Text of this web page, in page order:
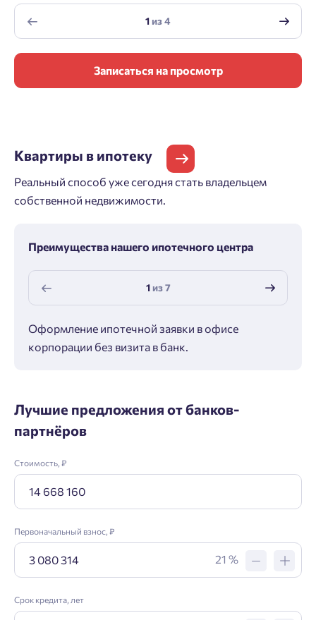
1из4
Записаться на просмотр
Квартиры в ипотеку
Реальный способ уже сегодня стать владельцем
собственной недвижимости.
Преимущества нашего ипотечного центра
1из7
Оформление ипотечной заявки в офисе
корпорации без визита в банк.
Лучшие предложения от банков-
партнёров
Стоимость, ₽
Первоначальный взнос, ₽
21 %
Срок кредита, лет